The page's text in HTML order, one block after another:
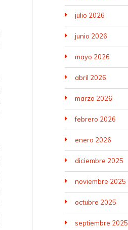
julio 2026
junio 2026
mayo 2026
abril 2026
marzo 2026
febrero 2026
enero 2026
diciembre 2025
noviembre 2025
octubre 2025
septiembre 2025